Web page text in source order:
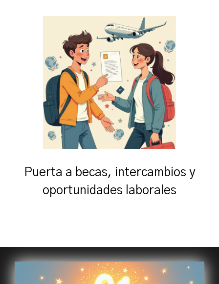
Puerta a becas, intercambios y
oportunidades laborales